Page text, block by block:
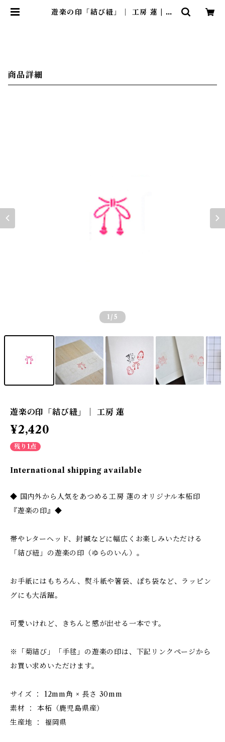
遊楽の印「結び紐」｜ 工房 蓮 | 暮
商品詳細
1 /5
遊楽の印「結び紐」｜ 工房 蓮
¥2,420
残り1点
International shipping available
◆ 国内外から人気をあつめる工房 蓮のオリジナル本柘印
『遊楽の印』◆
帯やレターヘッド、封緘などに幅広くお楽しみいただける
「結び紐」の遊楽の印（ゆらのいん）。
お手紙にはもちろん、熨斗紙や箸袋、ぽち袋など、ラッピン
グにも大活躍。
可愛いけれど、きちんと感が出せる一本です。
※「菊結び」「手毬」の遊楽の印は、下記リンクページから
お買い求めいただけます。
サイズ ： 12mm角 × 長さ 30mm
素材 ： 本柘（鹿児島県産）
生産地 ： 福岡県